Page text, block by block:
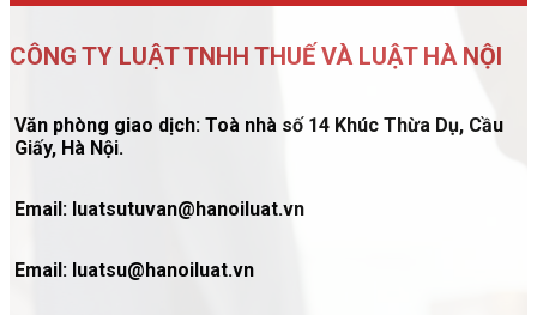
CÔNG TY LUẬT TNHH THUẾ VÀ LUẬT HÀ NỘI
Văn phòng giao dịch: Toà nhà số 14 Khúc Thừa Dụ, Cầu
Giấy, Hà Nội.
Email: luatsutuvan@hanoiluat.vn
Email: luatsu@hanoiluat.vn